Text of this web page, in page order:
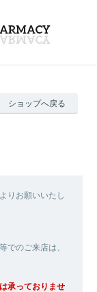
ショップへ戻る
りお願いいたし
でのご来店は、
承っておりませ